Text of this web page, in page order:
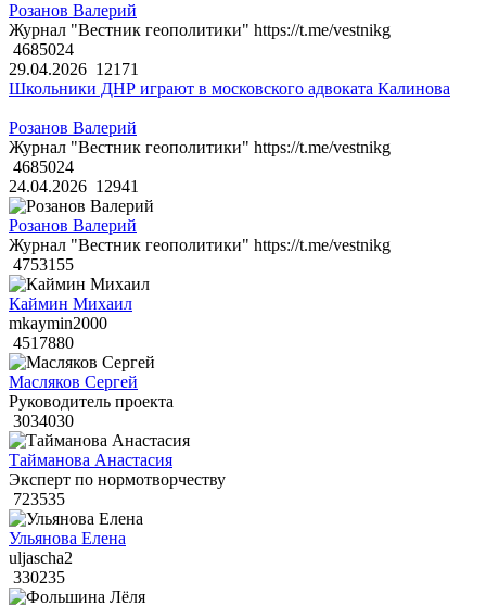
Розанов Валерий
Журнал "Вестник геополитики" https://t.me/vestnikg
4685024
29.04.2026 12171
Школьники ДНР играют в московского адвоката Калинова
Розанов Валерий
Журнал "Вестник геополитики" https://t.me/vestnikg
4685024
24.04.2026 12941
Розанов Валерий
Журнал "Вестник геополитики" https://t.me/vestnikg
4753155
Каймин Михаил
mkaymin2000
4517880
Масляков Сергей
Руководитель проекта
3034030
Тайманова Анастасия
Эксперт по нормотворчеству
723535
Ульянова Елена
uljascha2
330235